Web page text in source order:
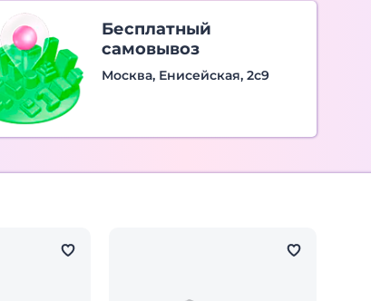
Бесплатный
самовывоз
Москва, Енисейская, 2с9